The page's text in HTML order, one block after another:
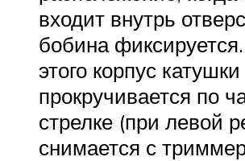
входит внутрь
бобина
этого корпус катушки
прокручивается по
стрелке (при левой
снимается с